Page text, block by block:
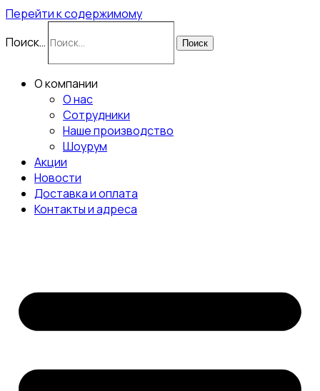
Перейти к содержимому
Поиск…
Поиск
О компании
О нас
Сотрудники
Наше производство
Шоурум
Акции
Новости
Доставка и оплата
Контакты и адреса